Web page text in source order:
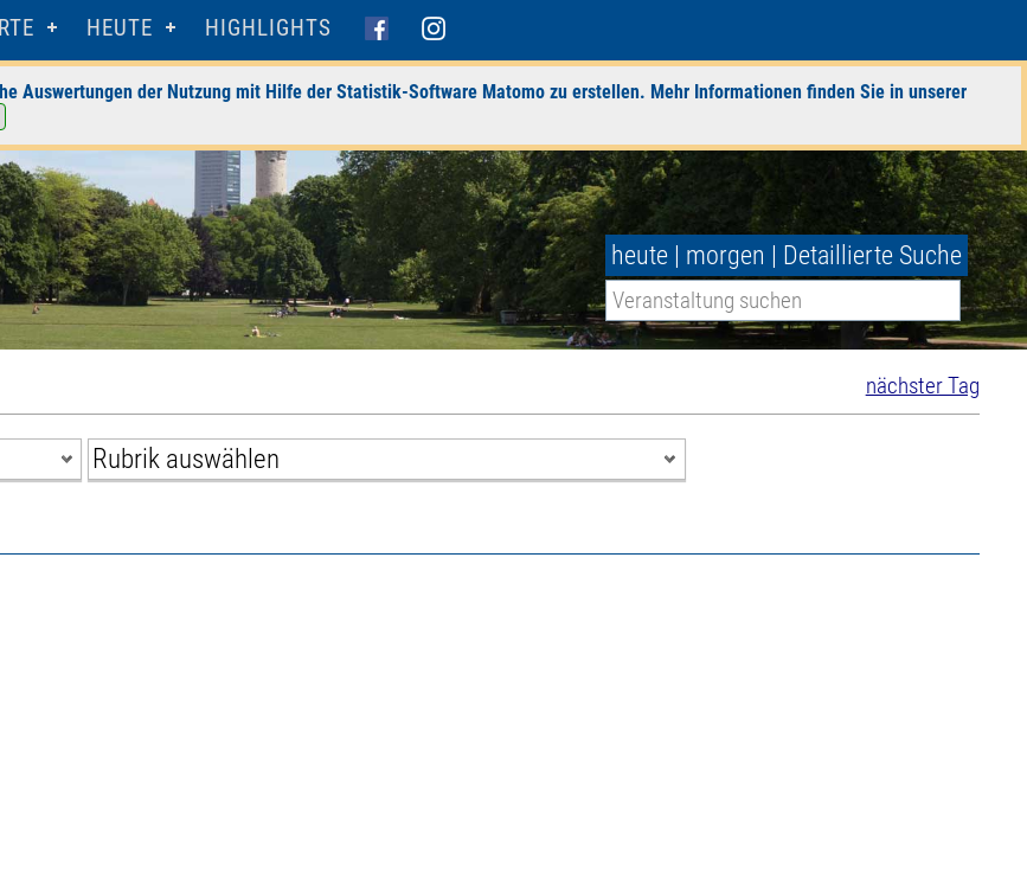
HEUTE HIGHLIGHTS
Auswertungen der Nutzung mit Hilfe der Statistik-Software Matomo zu erstellen. Mehr Informationen finden Sie in unserer
heute | morgen | Detaillierte Suche
nächster Tag